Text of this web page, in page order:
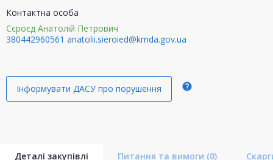
Контактна особа
Сєроєд Анатолій Петрович
380442960561 anatolii.sieroied@kmda.gov.ua
Інформувати ДАСУ про порушення help
Деталі закупівлі Питання та вимоги (0)